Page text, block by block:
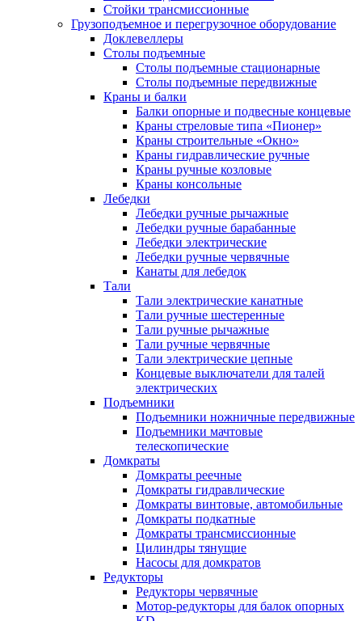
Стойки трансмиссионные
Грузоподъемное и перегрузочное оборудование
Доклевеллеры
Столы подъемные
Столы подъемные стационарные
Столы подъемные передвижные
Краны и балки
Балки опорные и подвесные концевые
Краны стреловые типа «Пионер»
Краны строительные «Окно»
Краны гидравлические ручные
Краны ручные козловые
Краны консольные
Лебедки
Лебедки ручные рычажные
Лебедки ручные барабанные
Лебедки электрические
Лебедки ручные червячные
Канаты для лебедок
Тали
Тали электрические канатные
Тали ручные шестеренные
Тали ручные рычажные
Тали ручные червячные
Тали электрические цепные
Концевые выключатели для талей
электрических
Подъемники
Подъемники ножничные передвижные
Подъемники мачтовые
телескопические
Домкраты
Домкраты реечные
Домкраты гидравлические
Домкраты винтовые, автомобильные
Домкраты подкатные
Домкраты трансмиссионные
Цилиндры тянущие
Насосы для домкратов
Редукторы
Редукторы червячные
Мотор-редукторы для балок опорных